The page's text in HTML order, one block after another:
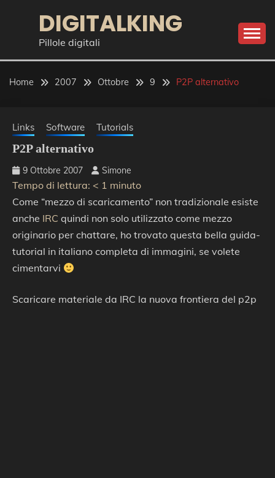
DIGITALKING
Pillole digitali
Home 2007 Ottobre 9 P2P alternativo
Links Software Tutorials
P2P alternativo
9 Ottobre 2007 Simone
Tempo di lettura: < 1 minuto
Come “mezzo di scaricamento” non tradizionale esiste
anche IRC quindi non solo utilizzato come mezzo
originario per chattare, ho trovato questa bella guida-
tutorial in italiano completa di immagini, se volete
cimentarvi
Scaricare materiale da IRC la nuova frontiera del p2p